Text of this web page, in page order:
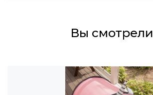
Вы смотрели